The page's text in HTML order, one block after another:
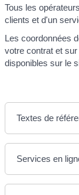
Tous les
clients et d'un
Les coordonnées
votre contrat et
disponibles sur le
Textes de
Services en